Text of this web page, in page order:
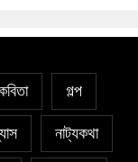
গল্প
নাট্যকথা